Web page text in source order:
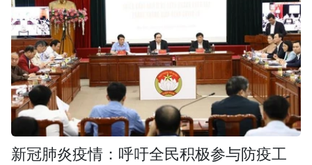
新冠肺炎疫情：呼吁全民积极参与防疫工